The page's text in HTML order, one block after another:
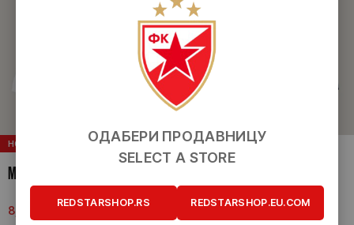
НОВО
МАКРОН ТРЕНИНГ ДУКС 1/4 ЗИП
8,490.00рсд
НОВО
7,990.00рсд
ОДАБЕРИ ПРОДАВНИЦУ
SELECT A STORE
REDSTARSHOP.RS REDSTARSHOP.EU.COM